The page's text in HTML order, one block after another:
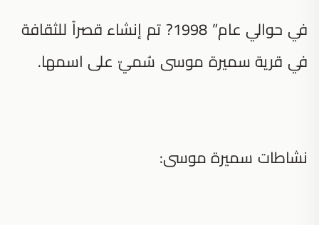
في حوالي عام” 1998? تم إنشاء قصراً للثقافة
في قرية سميرة موسى سُميّ على اسمها.
نشاطات سميرة موسى: